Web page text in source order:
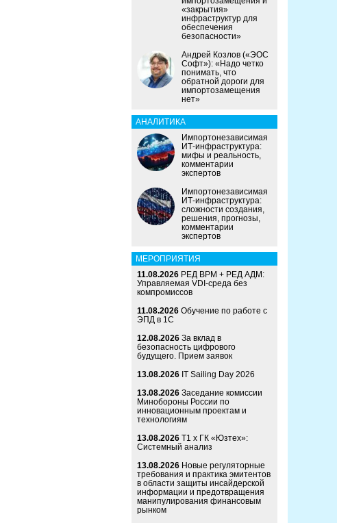
«закрытия»
инфраструктур для
обеспечения
безопасности»
Андрей Козлов («ЭОС
Софт»): «Надо четко
понимать, что
обратной дороги для
импортозамещения
нет»
АНАЛИТИКА
Импортонезависимая
ИТ-инфраструктура:
мифы и реальность,
комментарии
экспертов
Импортонезависимая
ИТ-инфраструктура:
сложности создания,
решения, прогнозы,
комментарии
экспертов
МЕРОПРИЯТИЯ
11.08.2026 РЕД ВРМ + РЕД АДМ:
Управляемая VDI-среда без
компромиссов
11.08.2026 Обучение по работе с
ЭПД в 1С
12.08.2026 За вклад в
безопасность цифрового
будущего. Прием заявок
13.08.2026 IT Sailing Day 2026
13.08.2026 Заседание комиссии
Минобороны России по
инновационным проектам и
технологиям
13.08.2026 Т1 x ГК «Юзтех»:
Системный анализ
13.08.2026 Новые регуляторные
требования и практика эмитентов
в области защиты инсайдерской
информации и предотвращения
манипулирования финансовым
рынком